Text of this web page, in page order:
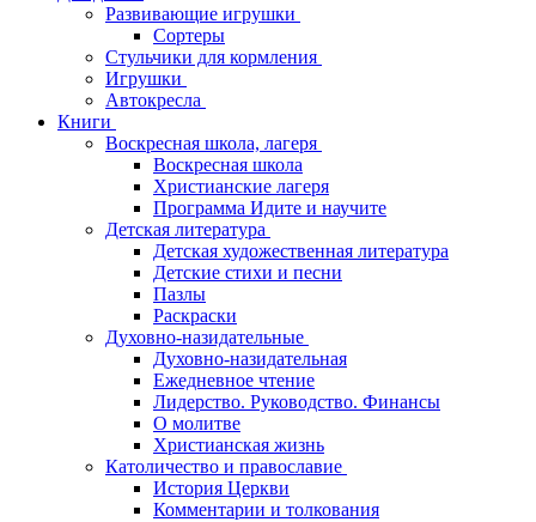
Развивающие игрушки
Сортеры
Стульчики для кормления
Игрушки
Автокресла
Книги
Воскресная школа, лагеря
Воскресная школа
Христианские лагеря
Программа Идите и научите
Детская литература
Детская художественная литература
Детские стихи и песни
Пазлы
Раскраски
Духовно-назидательные
Духовно-назидательная
Ежедневное чтение
Лидерство. Руководство. Финансы
О молитве
Христианская жизнь
Католичество и православие
История Церкви
Комментарии и толкования